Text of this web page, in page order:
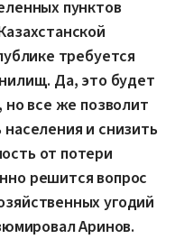
пунктов
требуется
Да, это будет
но все же позволит
и снизить
от потери
решится вопрос
угодий
Аринов.